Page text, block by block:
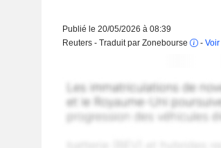
Publié le 20/05/2026 à 08:39
Reuters - Traduit par Zonebourse
-